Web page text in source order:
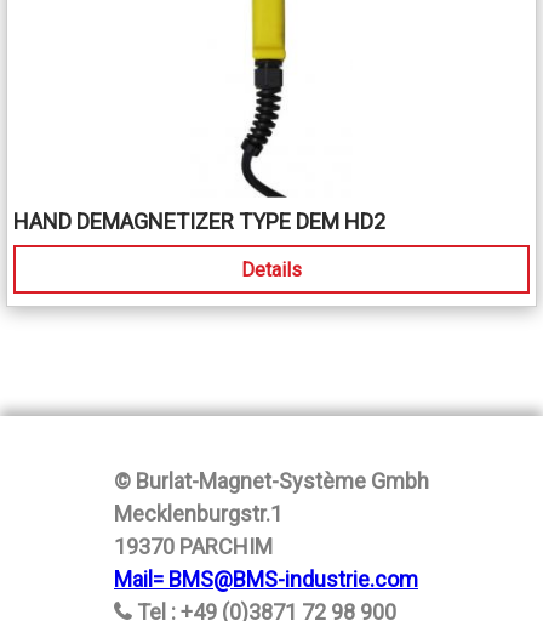
HAND DEMAGNETIZER TYPE DEM HD2
Details
© Burlat-Magnet-Système Gmbh
Mecklenburgstr.1
19370 PARCHIM
Mail= BMS@BMS-industrie.com
Tel : +49 (0)3871 72 98 900